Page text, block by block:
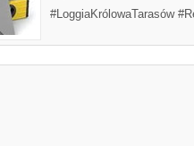
#LoggiaKrólowaTarasów